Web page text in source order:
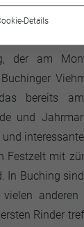
Fall auch
der am
bereits
und
Festzelt mit
In Buching
anderen
Rinder
Details